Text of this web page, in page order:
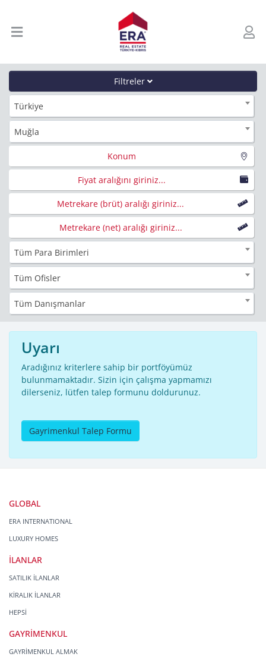
Filtreler
Türkiye
Muğla
Konum
Fiyat aralığını giriniz...
Metrekare (brüt) aralığı giriniz...
Metrekare (net) aralığı giriniz...
Tüm Para Birimleri
Tüm Ofisler
Tüm Danışmanlar
Uyarı
Aradığınız kriterlere sahip bir portföyümüz
bulunmamaktadır. Sizin için çalışma yapmamızı
dilerseniz, lütfen talep formunu doldurunuz.
Gayrimenkul Talep Formu
GLOBAL
ERA INTERNATIONAL
LUXURY HOMES
İLANLAR
SATILIK İLANLAR
KİRALIK İLANLAR
HEPSİ
GAYRİMENKUL
GAYRİMENKUL ALMAK